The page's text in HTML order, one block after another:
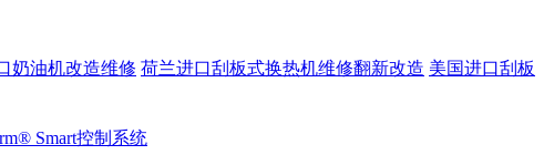
奶油机改造维修 荷兰进口刮板式换热机维修翻新改造 美国进口刮板
Smart控制系统